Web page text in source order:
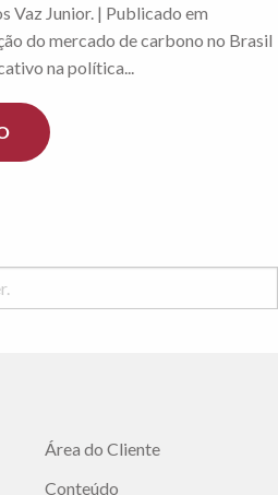
Vaz Junior. | Publicado em
do mercado de carbono no Brasil
na política...
Área do Cliente
Conteúdo